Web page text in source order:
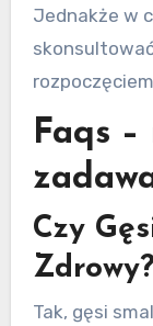
Jednakże w
Faqs
Czy
Zdrowy?
Tak, gęsi